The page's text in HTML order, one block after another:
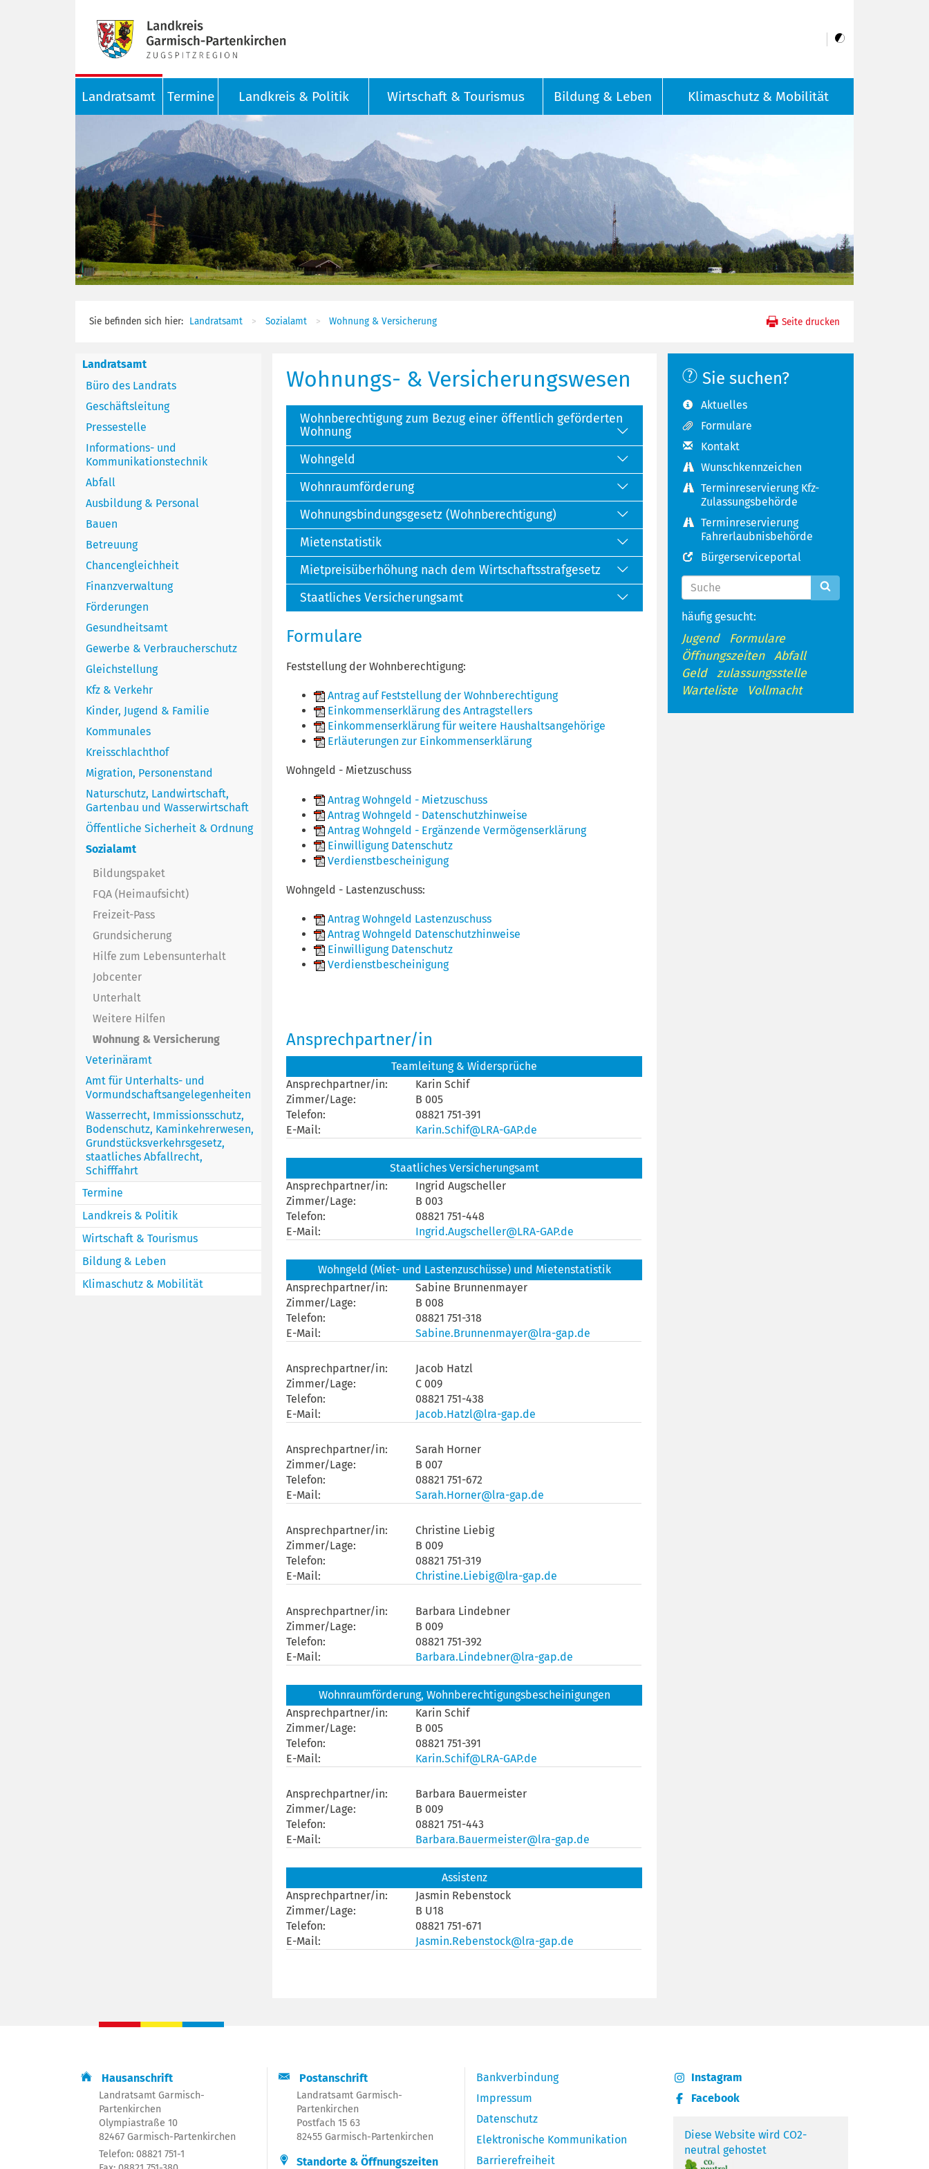
Landratsamt Termine Landkreis & Politik Wirtschaft & Tourismus Bildung & Leben Klimaschutz & Mobilität
Sie befinden sich hier: Landratsamt Sozialamt Wohnung & Versicherung Seite drucken
Landratsamt
Büro des Landrats
Geschäftsleitung
Pressestelle
Informations- und
Kommunikationstechnik
Abfall
Ausbildung & Personal
Bauen
Betreuung
Chancengleichheit
Finanzverwaltung
Förderungen
Gesundheitsamt
Gewerbe & Verbraucherschutz
Gleichstellung
Kfz & Verkehr
Kinder, Jugend & Familie
Kommunales
Kreisschlachthof
Migration, Personenstand
Naturschutz, Landwirtschaft,
Gartenbau und Wasserwirtschaft
Öffentliche Sicherheit & Ordnung
Sozialamt
Bildungspaket
FQA (Heimaufsicht)
Freizeit-Pass
Grundsicherung
Hilfe zum Lebensunterhalt
Jobcenter
Unterhalt
Weitere Hilfen
Wohnung & Versicherung
Veterinäramt
Amt für Unterhalts- und
Vormundschaftsangelegenheiten
Wasserrecht, Immissionsschutz,
Bodenschutz, Kaminkehrerwesen,
Grundstücksverkehrsgesetz,
staatliches Abfallrecht,
Schifffahrt
Termine
Landkreis & Politik
Wirtschaft & Tourismus
Bildung & Leben
Klimaschutz & Mobilität
Wohnungs- & Versicherungswesen
Wohnberechtigung zum Bezug einer öffentlich geförderten
Wohnung
Wohngeld
Wohnraumförderung
Wohnungsbindungsgesetz (Wohnberechtigung)
Mietenstatistik
Mietpreisüberhöhung nach dem Wirtschaftsstrafgesetz
Staatliches Versicherungsamt
Formulare
Feststellung der Wohnberechtigung:
Antrag auf Feststellung der Wohnberechtigung
Einkommenserklärung des Antragstellers
Einkommenserklärung für weitere Haushaltsangehörige
Erläuterungen zur Einkommenserklärung
Wohngeld - Mietzuschuss
Antrag Wohngeld - Mietzuschuss
Antrag Wohngeld - Datenschutzhinweise
Antrag Wohngeld - Ergänzende Vermögenserklärung
Einwilligung Datenschutz
Verdienstbescheinigung
Wohngeld - Lastenzuschuss:
Antrag Wohngeld Lastenzuschuss
Antrag Wohngeld Datenschutzhinweise
Einwilligung Datenschutz
Verdienstbescheinigung
Ansprechpartner/in
Teamleitung & Widersprüche
Ansprechpartner/in:
Karin Schif
Zimmer/Lage:
B 005
Telefon:
08821 751-391
E-Mail:
Karin.Schif@LRA-GAP.de
Staatliches Versicherungsamt
Ansprechpartner/in:
Ingrid Augscheller
Zimmer/Lage:
B 003
Telefon:
08821 751-448
E-Mail:
Ingrid.Augscheller@LRA-GAP.de
Wohngeld (Miet- und Lastenzuschüsse) und Mietenstatistik
Ansprechpartner/in:
Sabine Brunnenmayer
Zimmer/Lage:
B 008
Telefon:
08821 751-318
E-Mail:
Sabine.Brunnenmayer@lra-gap.de
Ansprechpartner/in:
Jacob Hatzl
Zimmer/Lage:
C 009
Telefon:
08821 751-438
E-Mail:
Jacob.Hatzl@lra-gap.de
Ansprechpartner/in:
Sarah Horner
Zimmer/Lage:
B 007
Telefon:
08821 751-672
E-Mail:
Sarah.Horner@lra-gap.de
Ansprechpartner/in:
Christine Liebig
Zimmer/Lage:
B 009
Telefon:
08821 751-319
E-Mail:
Christine.Liebig@lra-gap.de
Ansprechpartner/in:
Barbara Lindebner
Zimmer/Lage:
B 009
Telefon:
08821 751-392
E-Mail:
Barbara.Lindebner@lra-gap.de
Wohnraumförderung, Wohnberechtigungsbescheinigungen
Ansprechpartner/in:
Karin Schif
Zimmer/Lage:
B 005
Telefon:
08821 751-391
E-Mail:
Karin.Schif@LRA-GAP.de
Ansprechpartner/in:
Barbara Bauermeister
Zimmer/Lage:
B 009
Telefon:
08821 751-443
E-Mail:
Barbara.Bauermeister@lra-gap.de
Assistenz
Ansprechpartner/in:
Jasmin Rebenstock
Zimmer/Lage:
B U18
Telefon:
08821 751-671
E-Mail:
Jasmin.Rebenstock@lra-gap.de
Sie suchen?
Aktuelles
Formulare
Kontakt
Wunschkennzeichen
Terminreservierung Kfz-
Zulassungsbehörde
Terminreservierung
Fahrerlaubnisbehörde
Bürgerserviceportal
häufig gesucht:
Jugend
Formulare
Öffnungszeiten
Abfall
Geld
zulassungsstelle
Warteliste
Vollmacht
Hausanschrift
Landratsamt Garmisch-
Partenkirchen
Olympiastraße 10
82467 Garmisch-Partenkirchen
Telefon: 08821 751-1
Postanschrift
Landratsamt Garmisch-
Partenkirchen
Postfach 15 63
82455 Garmisch-Partenkirchen
Standorte & Öffnungszeiten
Bankverbindung
Impressum
Datenschutz
Elektronische Kommunikation
Barrierefreiheit
Instagram
Facebook
Diese Website wird CO2-
neutral gehostet